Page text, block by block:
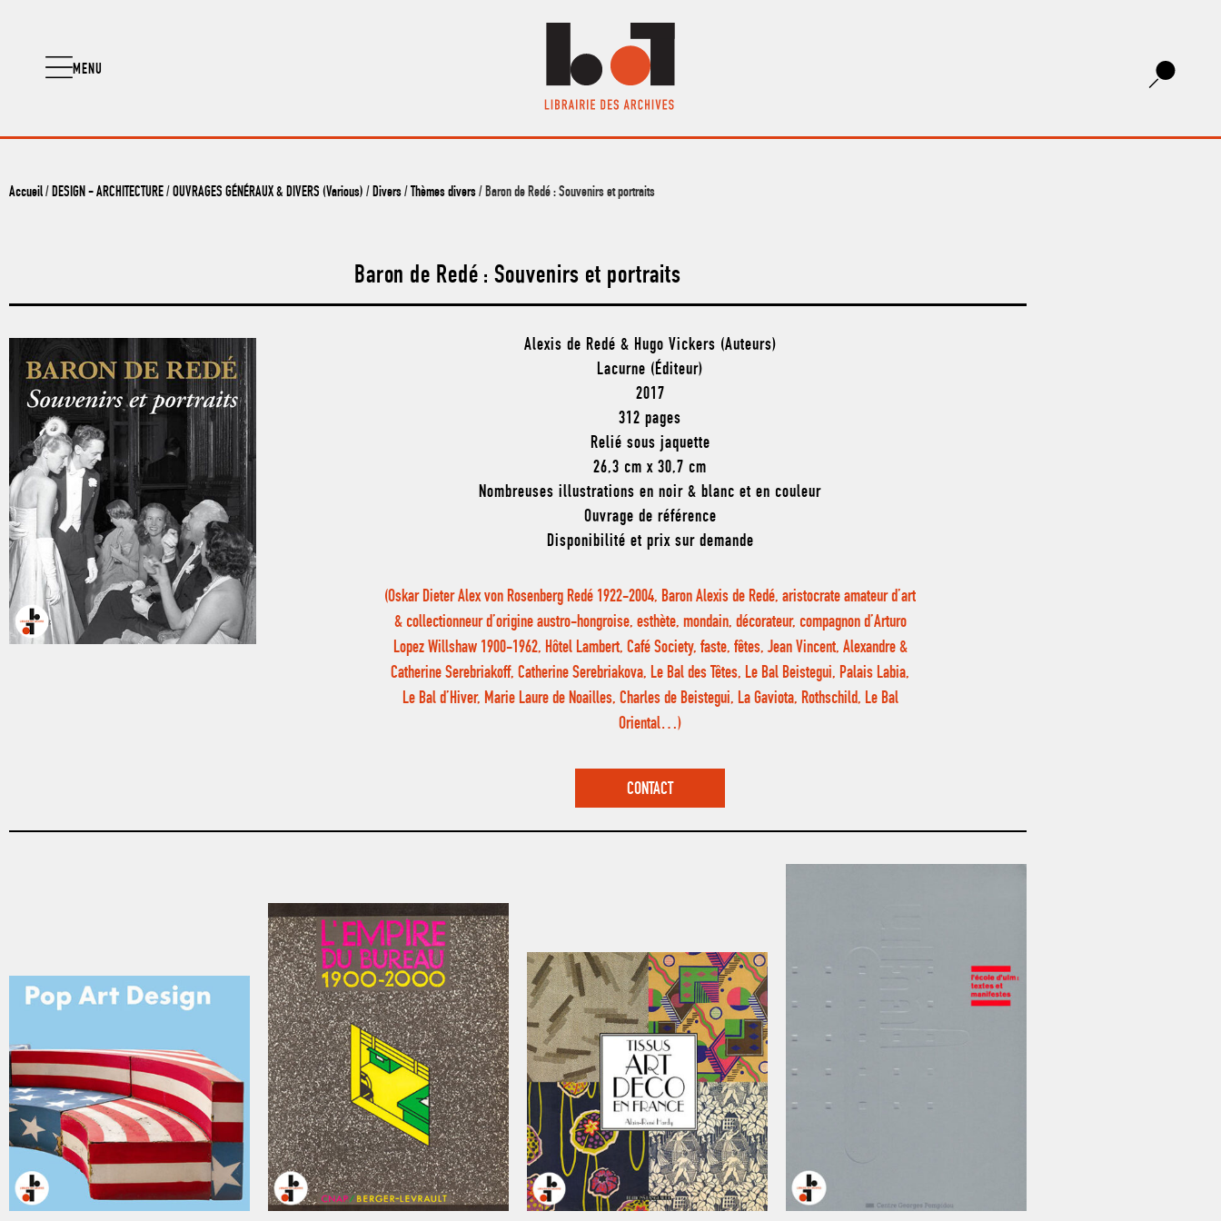
MENU
Accueil/ DESIGN - ARCHITECTURE/ OUVRAGES GÉNÉRAUX & DIVERS (Various) / Divers/ Thèmes divers/ Baron de Redé : Souvenirs et portraits
Baron de Redé : Souvenirs et portraits
Alexis de Redé & Hugo Vickers (Auteurs)
Lacurne (Éditeur)
2017
312 pages
Relié sous jaquette
26,3 cm x 30,7 cm
Nombreuses illustrations en noir & blanc et en couleur
Ouvrage de référence
Disponibilité et prix sur demande
(Oskar Dieter Alex von Rosenberg Redé 1922-2004, Baron Alexis de Redé, aristocrate amateur d’art
& collectionneur d’origine austro-hongroise, esthète, mondain, décorateur, compagnon d’Arturo
Lopez Willshaw 1900-1962, Hôtel Lambert, Café Society, faste, fêtes, Jean Vincent, Alexandre &
Catherine Serebriakoff, Catherine Serebriakova, Le Bal des Têtes, Le Bal Beistegui, Palais Labia,
Le Bal d’Hiver, Marie Laure de Noailles, Charles de Beistegui, La Gaviota, Rothschild, Le Bal
Oriental…)
CONTACT